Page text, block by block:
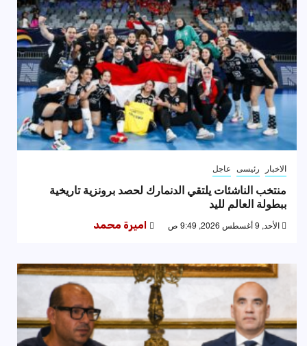
الاخبار رئيسى عاجل
منتخب الناشئات يلتقي الدنمارك لحصد برونزية تاريخية
ببطولة العالم لليد
الأحد, 9 أغسطس 2026, 9:49 ص اميرة محمد